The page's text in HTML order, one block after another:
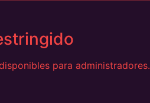
para administradores.